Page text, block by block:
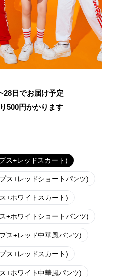
日でお届け予定
500円かかります
ス+レッドスカート)
ス+レッドショートパンツ)
+ホワイトスカート)
+ホワイトショートパンツ)
ス+レッド中華風パンツ)
ス+レッドスカート)
+ホワイト中華風パンツ)